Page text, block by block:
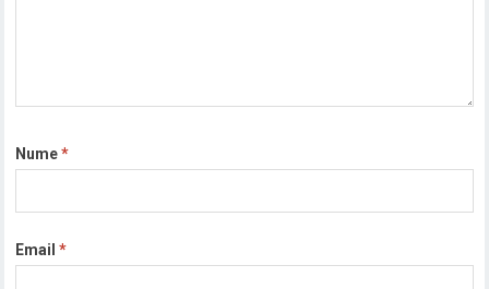
Nume*
Email*